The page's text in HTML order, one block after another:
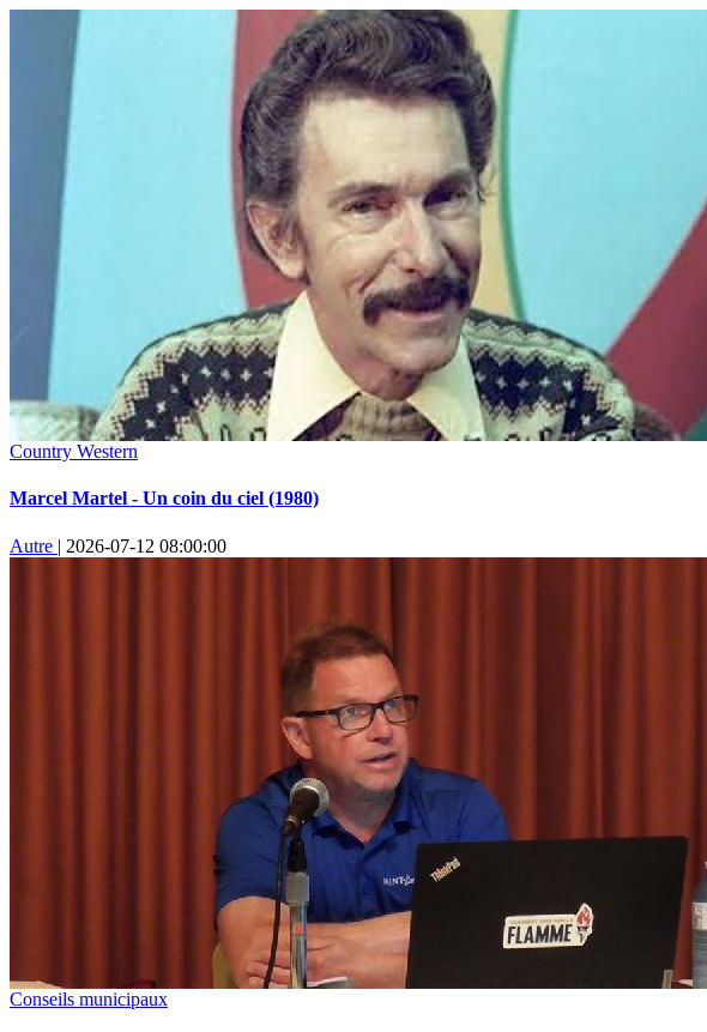
Country Western
Marcel Martel - Un coin du ciel (1980)
Autre | 2026-07-12 08:00:00
Conseils municipaux